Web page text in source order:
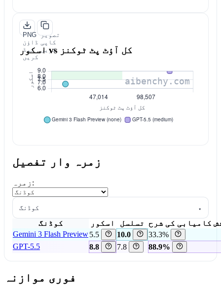
PNG
ڈاؤن
لوڈ
کریں
تصویر
کاپی
کریں
اسکور vs کل آؤٹ پٹ ٹوکنز
زمرہ وار تفصیل
زمرہ:
کوڈنگ ▾
کوڈنگ اسکور تسلسل
کامیابی کی شرح
Gemini 3 Flash Preview5.5 10.0
33.3%
GPT-5.5
8.8 7.8 88.9%
فوری موازنہ